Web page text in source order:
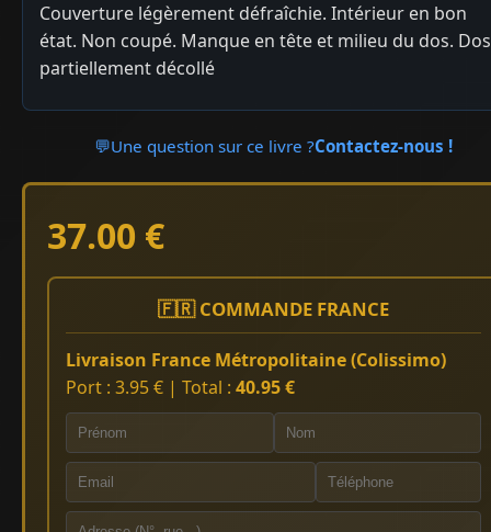
Couverture légèrement défraîchie. Intérieur en bon
état. Non coupé. Manque en tête et milieu du dos. Dos
partiellement décollé
💬Une question sur ce livre ?Contactez-nous !
37.00 €
🇫🇷 COMMANDE FRANCE
Livraison France Métropolitaine (Colissimo)
Port : 3.95 € | Total : 40.95 €